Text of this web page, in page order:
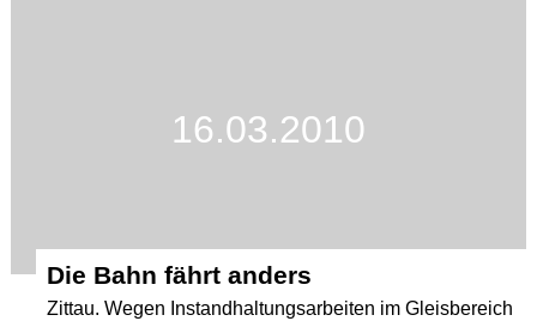
16.03.2010
Die Bahn fährt anders
Zittau. Wegen Instandhaltungsarbeiten im Gleisbereich